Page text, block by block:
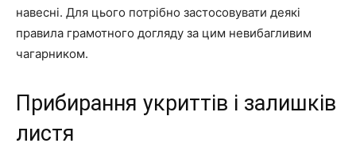
навесні. Для цього потрібно застосовувати деякі
правила грамотного догляду за цим невибагливим
чагарником.
Прибирання укриттів і залишків
листя